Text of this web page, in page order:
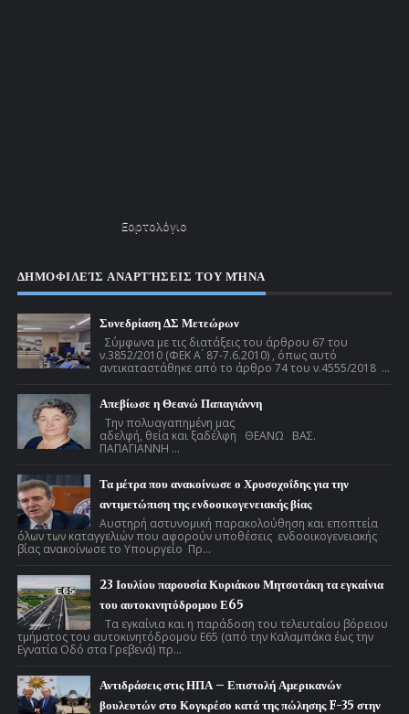
Εορτολόγιο
ΔΗΜΟΦΙΛΕΊΣ ΑΝΑΡΤΉΣΕΙΣ ΤΟΥ ΜΉΝΑ
Συνεδρίαση ΔΣ Μετεώρων
Σύμφωνα με τις διατάξεις του άρθρου 67 του
ν.3852/2010 (ΦΕΚ Α ́ 87-7.6.2010) , όπως αυτό
αντικαταστάθηκε από το άρθρο 74 του ν.4555/2018 ...
Απεβίωσε η Θεανώ Παπαγιάννη
Την πολυαγαπημένη μας
αδελφή, θεία και ξαδέλφη ΘΕΑΝΩ ΒΑΣ.
ΠΑΠΑΓΙΑΝΝΗ ...
Τα μέτρα που ανακοίνωσε ο Χρυσοχοΐδης για την
αντιμετώπιση της ενδοοικογενειακής βίας
Αυστηρή αστυνομική παρακολούθηση και εποπτεία
όλων των καταγγελιών που αφορούν υποθέσεις ενδοοικογενειακής
βίας ανακοίνωσε το Υπουργείο Πρ...
23 Ιουλίου παρουσία Κυριάκου Μητσοτάκη τα εγκαίνια
του αυτοκινητόδρομου Ε65
Τα εγκαίνια και η παράδοση του τελευταίου βόρειου
τμήματος του αυτοκινητόδρομου Ε65 (από την Καλαμπάκα έως την
Εγνατία Οδό στα Γρεβενά) πρ...
Αντιδράσεις στις ΗΠΑ – Επιστολή Αμερικανών
βουλευτών στο Κογκρέσο κατά της πώλησης F-35 στην